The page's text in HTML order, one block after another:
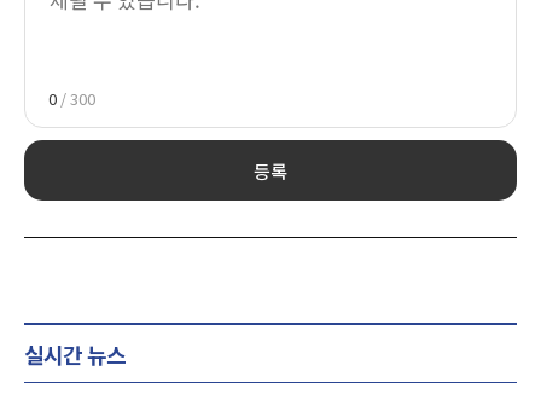
0 / 300
등록
실시간 뉴스